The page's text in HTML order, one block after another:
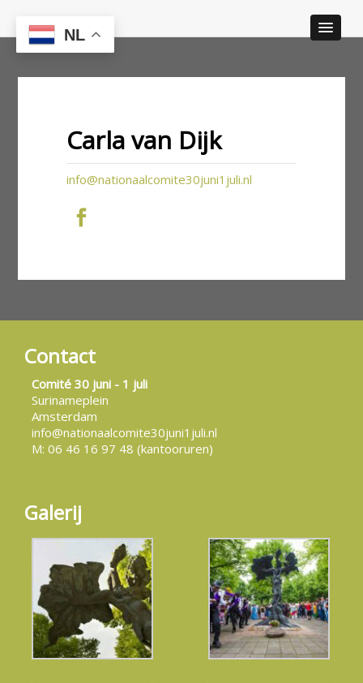
Carla van Dijk
info@nationaalcomite30juni1juli.nl
Contact
Comité 30 juni - 1 juli
Surinameplein
Amsterdam
info@nationaalcomite30juni1juli.nl
M: 06 46 16 97 48 (kantooruren)
Galerij
NL